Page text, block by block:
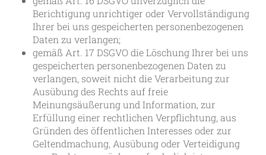
Berichtigung unrichtiger oder Vervollständigung
Ihrer bei uns gespeicherten personenbezogenen
Daten zu verlangen;
gemäß Art. 17 DSGVO die Löschung Ihrer bei uns
gespeicherten personenbezogenen Daten zu
verlangen, soweit nicht die Verarbeitung zur
Ausübung des Rechts auf freie
Meinungsäußerung und Information, zur
Erfüllung einer rechtlichen Verpflichtung, aus
Gründen des öffentlichen Interesses oder zur
Geltendmachung, Ausübung oder Verteidigung